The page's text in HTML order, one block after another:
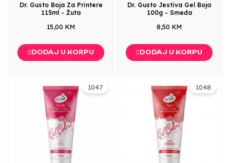
Dr. Gusto Boja Za Printere
115ml - Žuta
15,00 KM
DODAJ U KORPU
Dr. Gusto Jestiva Gel Boja
100g - Smeđa
8,50 KM
DODAJ U KORPU
1047 1048